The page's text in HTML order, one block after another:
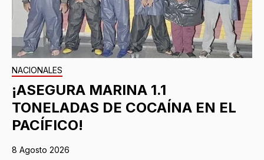
NACIONALES
¡ASEGURA MARINA 1.1
TONELADAS DE COCAÍNA EN EL
PACÍFICO!
8 Agosto 2026